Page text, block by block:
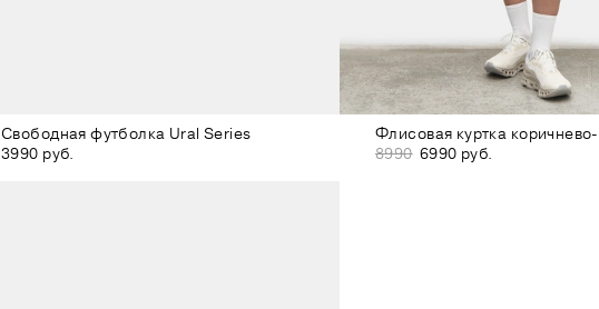
Свободная футболка Ural Series
3990 руб.
Флисовая куртка
8990 6990 руб.